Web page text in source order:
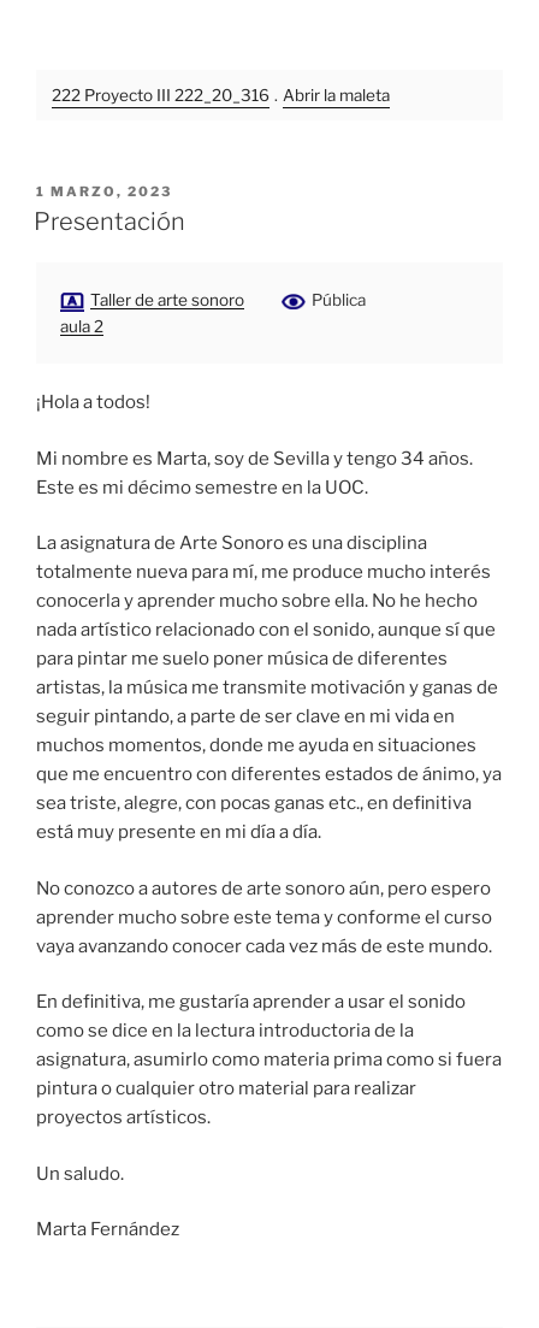
222 Proyecto III 222_20_316 . Abrir la maleta
PUBLICADO
EL
1 MARZO, 2023
Presentación
Taller de arte sonoro
aula 2
Pública
¡Hola a todos!
Mi nombre es Marta, soy de Sevilla y tengo 34 años.
Este es mi décimo semestre en la UOC.
La asignatura de Arte Sonoro es una disciplina
totalmente nueva para mí, me produce mucho interés
conocerla y aprender mucho sobre ella. No he hecho
nada artístico relacionado con el sonido, aunque sí que
para pintar me suelo poner música de diferentes
artistas, la música me transmite motivación y ganas de
seguir pintando, a parte de ser clave en mi vida en
muchos momentos, donde me ayuda en situaciones
que me encuentro con diferentes estados de ánimo, ya
sea triste, alegre, con pocas ganas etc., en definitiva
está muy presente en mi día a día.
No conozco a autores de arte sonoro aún, pero espero
aprender mucho sobre este tema y conforme el curso
vaya avanzando conocer cada vez más de este mundo.
En definitiva, me gustaría aprender a usar el sonido
como se dice en la lectura introductoria de la
asignatura, asumirlo como materia prima como si fuera
pintura o cualquier otro material para realizar
proyectos artísticos.
Un saludo.
Marta Fernández